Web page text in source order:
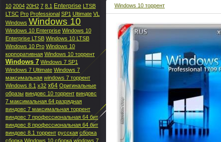
Windows 10 торрент
10 2004 20H2 7 8.1 Enterprise LTSB
LTSC Pro Professional SP1 Ultimate VL
Windows Windows 10
Windows 10 Enterprise Windows 10
Enterprise LTSB Windows 10 LTSB
Windows 10 Pro Windows 10
корпоративная Windows 10 торрент
Windows 7 Windows 7 SP1
Windows 7 Ultimate Windows 7
максимальная windows 7 торрент
Windows 8.1 x32 x64 Оригинальные
образы виндовс 10 торрент виндовс
7 максимальная 64 разрядная
виндовс 7 максимальная торрент
виндовс 7 профессиональная 64 бит
виндовс 8 профессиональная 64 бит
виндовс 8.1 торрент русская сборка
сборка Windows 10 сборка windows 7